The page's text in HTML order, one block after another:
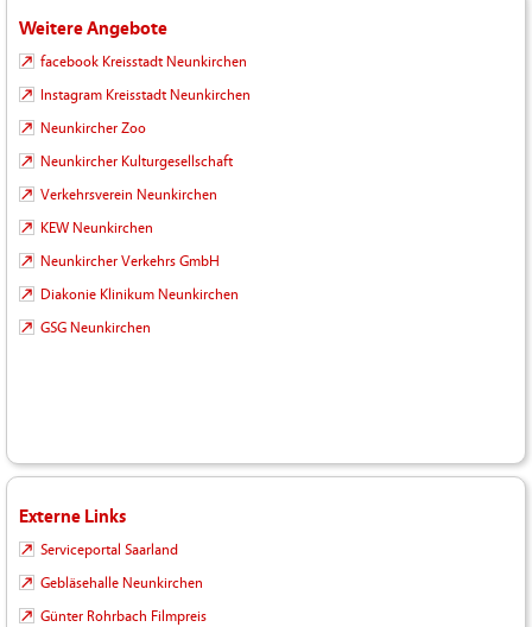
Weitere Angebote
facebook Kreisstadt Neunkirchen
Instagram Kreisstadt Neunkirchen
Neunkircher Zoo
Neunkircher Kulturgesellschaft
Verkehrsverein Neunkirchen
KEW Neunkirchen
Neunkircher Verkehrs GmbH
Diakonie Klinikum Neunkirchen
GSG Neunkirchen
Externe Links
Serviceportal Saarland
Gebläsehalle Neunkirchen
Günter Rohrbach Filmpreis